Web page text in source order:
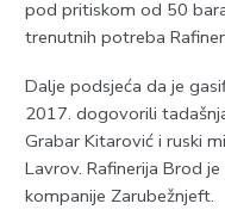
pod pritiskom od 50
trenutnih potreba
Dalje podsjeća da je
2017. dogovorili
Grabar Kitarović i ruski
Lavrov. Rafinerija Brod
kompanije Zarubežnjeft.